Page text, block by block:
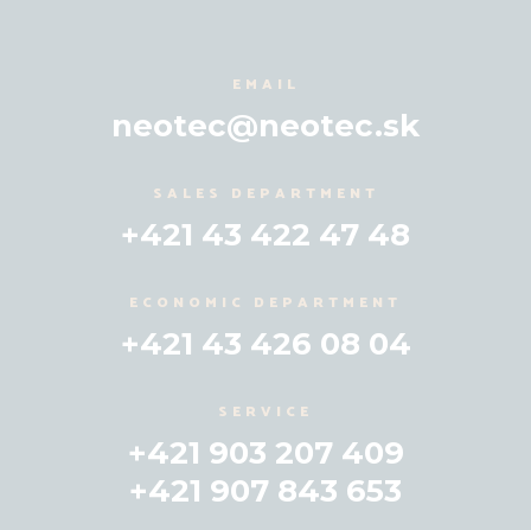
EMAIL
neotec@neotec.sk
SALES DEPARTMENT
+421 43 422 47 48
ECONOMIC DEPARTMENT
+421 43 426 08 04
SERVICE
+421 903 207 409
+421 907 843 653